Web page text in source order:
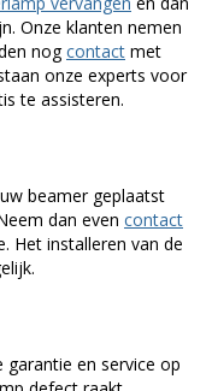
Onze klanten nemen
nogcontact met
onze experts voor
te assisteren.
beamer geplaatst
dan even contact
Het installeren van de
en service op